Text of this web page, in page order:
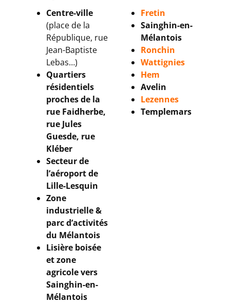
Centre-ville
(place de la
République, rue
Jean-Baptiste
Lebas…)
Quartiers
résidentiels
proches de la
rue Faidherbe,
rue Jules
Guesde, rue
Kléber
Secteur de
l’aéroport de
Lille-Lesquin
Zone
industrielle &
parc d’activités
du Mélantois
Lisière boisée
et zone
agricole vers
Sainghin-en-
Mélantois
Fretin
Sainghin-en-
Mélantois
Ronchin
Wattignies
Hem
Avelin
Lezennes
Templemars